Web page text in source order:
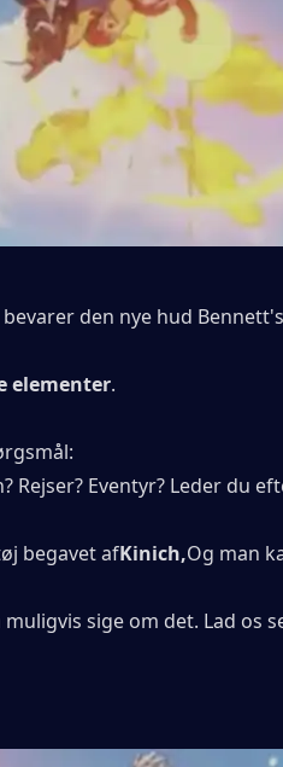
den nye hud
elementer.
Rejser? Eventyr? Leder du
begavet afKinich,Og man
sige om det. Lad os